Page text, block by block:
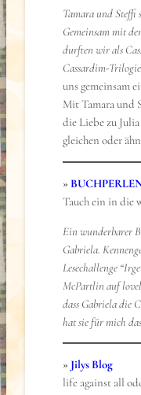
Tamara und Steffi
Gemeinsam mit
durften wir als
Cassardim-
uns gemeinsam
Mit Tamara und
die Liebe zu
gleichen oder
»
Tauch ein in die
Ein wunderbarer
Gabriela.
Lesechallenge
McPartlin auf
dass Gabriela die
hat sie für mich
» Jilys Blog
life against all